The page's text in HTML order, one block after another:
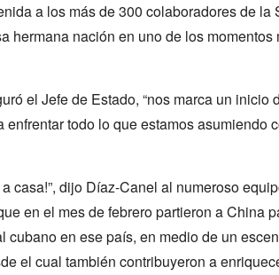
a los más de 300 colaboradores de la
hermana nación en uno de los momentos
el Jefe de Estado, “nos marca un inicio
todo lo que estamos asumiendo
casa!”, dijo Díaz-Canel al numeroso
en el mes de febrero partieron a China
cubano en ese país, en medio de un
el cual también contribuyeron a